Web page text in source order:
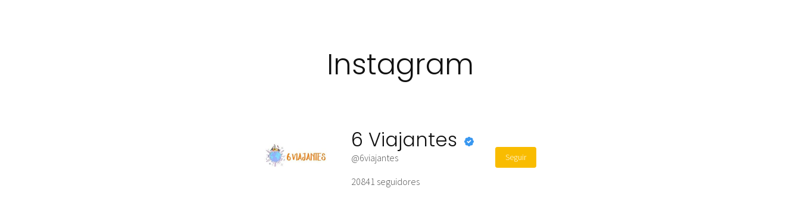
Instagram
6 Viajantes
@6viajantes
20841 seguidores
Seguir